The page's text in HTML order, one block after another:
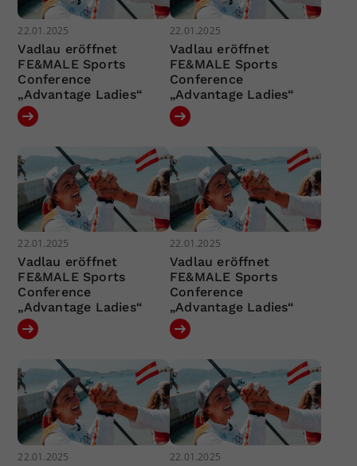
22.01.2025
Vadlau eröffnet
FE&MALE Sports
Conference
„Advantage Ladies“
22.01.2025
Vadlau eröffnet
FE&MALE Sports
Conference
„Advantage Ladies“
22.01.2025
Vadlau eröffnet
FE&MALE Sports
Conference
„Advantage Ladies“
22.01.2025
Vadlau eröffnet
FE&MALE Sports
Conference
„Advantage Ladies“
22.01.2025 22.01.2025